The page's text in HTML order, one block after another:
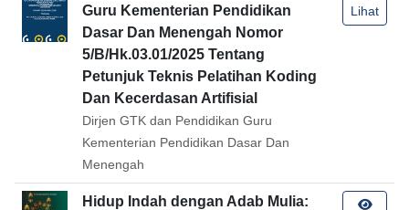
Guru Kementerian Pendidikan
Dasar Dan Menengah Nomor
5/B/Hk.03.01/2025 Tentang
Petunjuk Teknis Pelatihan Koding
Dan Kecerdasan Artifisial
Dirjen GTK dan Pendidikan Guru
Kementerian Pendidikan Dasar Dan
Menengah
Lihat
Hidup Indah dengan Adab Mulia: